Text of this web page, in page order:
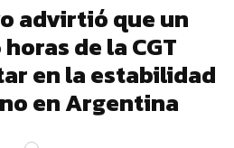
advirtió que un
de la CGT
en la estabilidad
en Argentina